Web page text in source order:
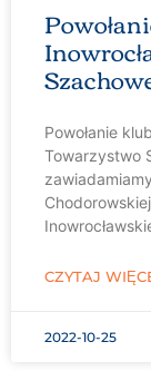
Powołanie
Towarzystwo
CZYTAJ
2022-10-25